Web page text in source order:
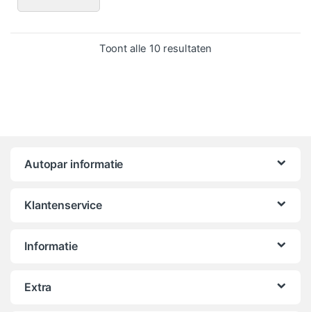
Toont alle 10 resultaten
Autopar informatie
Klantenservice
Informatie
Extra